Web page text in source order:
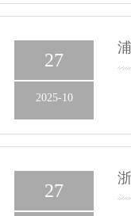
27
2025-10
27